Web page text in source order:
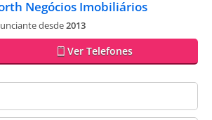
Negócios Imobiliários
desde2013
Ver Telefones